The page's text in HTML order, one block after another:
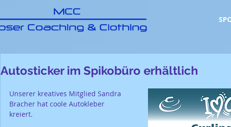
Autosticker im Spikobüro erhältlich
Unserer kreatives Mitglied Sandra
Bracher hat coole Autokleber
kreiert.